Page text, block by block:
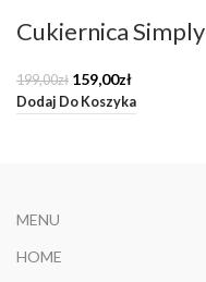
Cukiernica Simply
199,00zł Pierwotna
cena
wynosiła:
159,00złAktualna
cena
wynosi:
Dodaj Do Koszyka
MENU
HOME